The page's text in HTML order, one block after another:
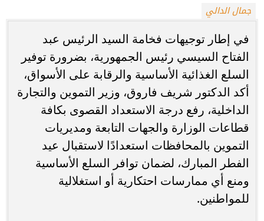
جمال الدالي
في إطار توجيهات فخامة السيد الرئيس عبد
الفتاح السيسي رئيس الجمهورية، بضرورة توفير
السلع الغذائية الأساسية والرقابة على الأسواق،
أكد الدكتور شريف فاروق، وزير التموين والتجارة
الداخلية، رفع درجة الاستعداد القصوى بكافة
قطاعات الوزارة والجهات التابعة ومديريات
التموين بالمحافظات استعدادًا لاستقبال عيد
الفطر المبارك، لضمان توافر السلع الأساسية
ومنع أي ممارسات احتكارية أو استغلالية
للمواطنين.